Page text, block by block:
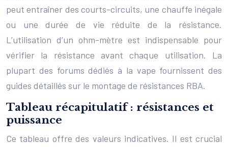
peut entraîner des courts-circuits, une chauffe inégale
ou une durée de vie réduite de la résistance.
L’utilisation d’un ohm-mètre est indispensable pour
vérifier la résistance avant chaque utilisation. La
plupart des forums dédiés à la vape fournissent des
guides détaillés sur le montage de résistances RBA.
Tableau récapitulatif : résistances et
puissance
Ce tableau offre des valeurs indicatives. Il est crucial